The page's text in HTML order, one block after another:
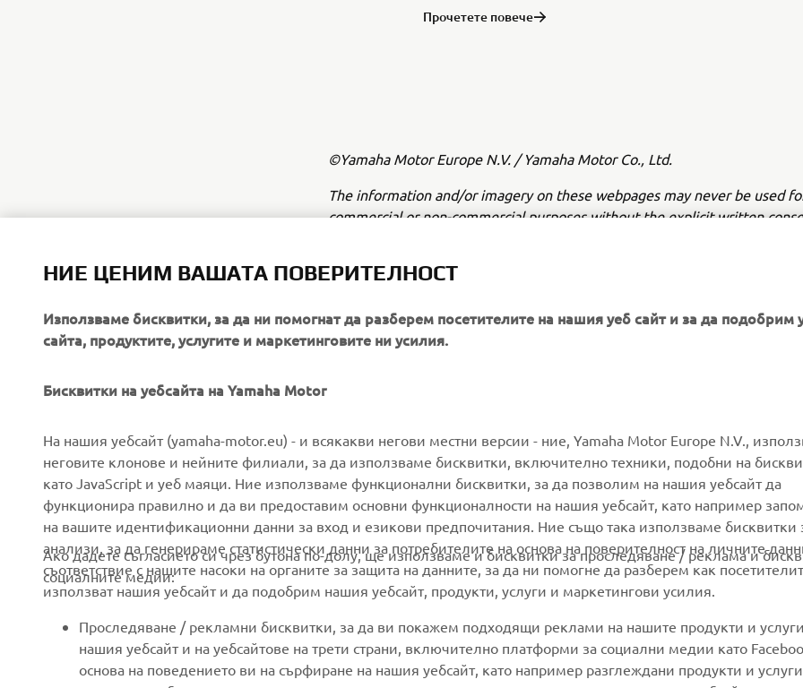
Прочетете повече
©Yamaha Motor Europe N.V. / Yamaha Motor Co., Ltd.
The information and/or imagery on these webpages may never be used
commercial or non-commercial purposes without the explicit written
Always ride in a safe manner and obey all local road laws.
CORPORATE
About us
News
Events
Press
Working at Yamaha
Become a Dealer
FOR BUSINESS
eBike systems
Authorities
Golfcourses
First responders
Robotics
Partnerships
MORE YAMAHA
MyYamaha
Yamaha Music
Yamaha Racing
Yamaha Motor Global
SUPPORT
Parts Catalogue
Book Maintenance
Dealer locator
Management of Waste
Batteries
НИЕ ЦЕНИМ ВАШАТА ПОВЕРИТЕЛНОСТ
Използваме бисквитки, за да ни помогнат да разберем посетителите на нашия уеб сайт и за да подобрим
сайта, продуктите, услугите и маркетинговите ни усилия.
Бисквитки на уебсайта на Yamaha Motor
На нашия уебсайт (yamaha-motor.eu) - и всякакви негови местни версии - ние, Yamaha Motor Europe N.V.,
неговите клонове и нейните филиали, за да използваме бисквитки, включително техники, подобни на
като JavaScript и уеб маяци. Ние използваме функционални бисквитки, за да позволим на нашия уебсайт да
функционира правилно и да ви предоставим основни функционалности на нашия уебсайт, като например
на вашите идентификационни данни за вход и езикови предпочитания. Ние също така използваме бисквитки
анализи, за да генерираме статистически данни за потребителите на основа на поверителност на личните
съответствие с нашите насоки на органите за защита на данните, за да ни помогне да разберем как
използват нашия уебсайт и да подобрим нашия уебсайт, продукти, услуги и маркетингови усилия.
Ако дадете съгласието си чрез бутона по-долу, ще използваме и бисквитки за проследяване / реклама и
социалните медии:
Проследяване / рекламни бисквитки, за да ви покажем подходящи реклами на нашите продукти и
нашия уебсайт и на уебсайтове на трети страни, включително платформи за социални медии като
основа на поведението ви на сърфиране на нашия уебсайт, като например разглеждани продукти и